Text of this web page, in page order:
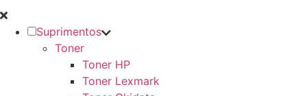
Suprimentos
Toner
Toner HP
Toner Lexmark